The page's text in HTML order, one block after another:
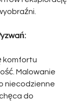
komfortu
Malowanie
niecodzienne
do